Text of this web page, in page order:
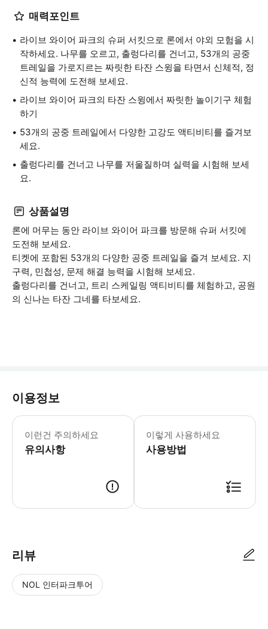
매력포인트
라이브 와이어 파크의 슈퍼 서킷으로 론에서 야외 모험을 시
작하세요. 나무를 오르고, 출렁다리를 건너고, 53개의 공중
트레일을 가로지르는 짜릿한 타잔 스윙을 타면서 신체적, 정
신적 능력에 도전해 보세요.
라이브 와이어 파크의 타잔 스윙에서 짜릿한 놀이기구 체험
하기
53개의 공중 트레일에서 다양한 고강도 액티비티를 즐겨보
세요.
출렁다리를 건너고 나무를 저울질하며 실력을 시험해 보세
요.
상품설명
론에 머무는 동안 라이브 와이어 파크를 방문해 슈퍼 서킷에
도전해 보세요.
티켓에 포함된 53개의 다양한 공중 트레일을 즐겨 보세요. 지
구력, 민첩성, 문제 해결 능력을 시험해 보세요.
출렁다리를 건너고, 트리 스케일링 액티비티를 체험하고, 공원
의 신나는 타잔 그네를 타보세요.
이용정보
이런건 주의하세요
유의사항
이 활동은 고강도 활동으로 평가됩니
이렇게 사용하세요
사용방법
리뷰
NOL 인터파크투어